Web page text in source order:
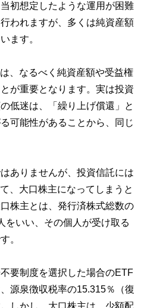
初想定したような運用が困難
われますが、多くは純資産額
ます。
、なるべく純資産額や受益権
が重要となります。実は投資
低迷は、「繰り上げ償還」と
可能性があることから、同じ
ありませんが、投資信託には
、大口株主になってしまうと
株主とは、発行済株式総数の
をいい、その個人が受け取る
。
要制度を選択した場合のETF
源泉徴収税率の15.315％（復
しかし、大口株主は、少額配